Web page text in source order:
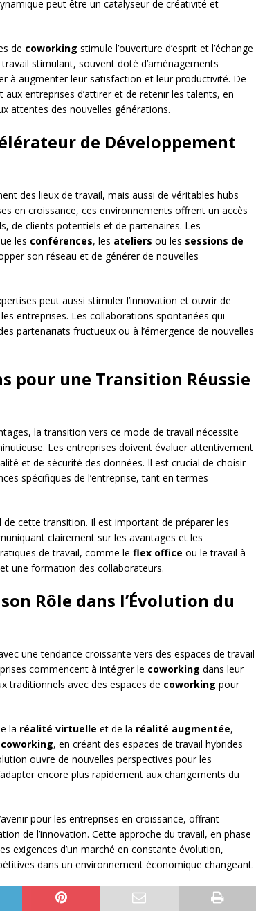
peut être un catalyseur de créativité et
de coworking stimule l’ouverture d’esprit et l’échange
stimulant, souvent doté d’aménagements
à augmenter leur satisfaction et leur productivité. De
entreprises d’attirer et de retenir les talents, en
attentes des nouvelles générations.
de Développement
des lieux de travail, mais aussi de véritables hubs
en croissance, ces environnements offrent un accès
de clients potentiels et de partenaires. Les
les conférences, les ateliers ou les sessions de
son réseau et de générer de nouvelles
peut aussi stimuler l’innovation et ouvrir de
entreprises. Les collaborations spontanées qui
partenariats fructueux ou à l’émergence de nouvelles
pour une Transition Réussie
la transition vers ce mode de travail nécessite
Les entreprises doivent évaluer attentivement
et de sécurité des données. Il est crucial de choisir
spécifiques de l’entreprise, tant en termes
cette transition. Il est important de préparer les
clairement sur les avantages et les
de travail, comme le flex office ou le travail à
une formation des collaborateurs.
Rôle dans l’Évolution du
une tendance croissante vers des espaces de travail
commencent à intégrer le coworking dans leur
traditionnels avec des espaces de coworking pour
la réalité virtuelle et de la réalité augmentée,
coworking, en créant des espaces de travail hybrides
ouvre de nouvelles perspectives pour les
encore plus rapidement aux changements du
pour les entreprises en croissance, offrant
de l’innovation. Cette approche du travail, en phase
exigences d’un marché en constante évolution,
dans un environnement économique changeant.